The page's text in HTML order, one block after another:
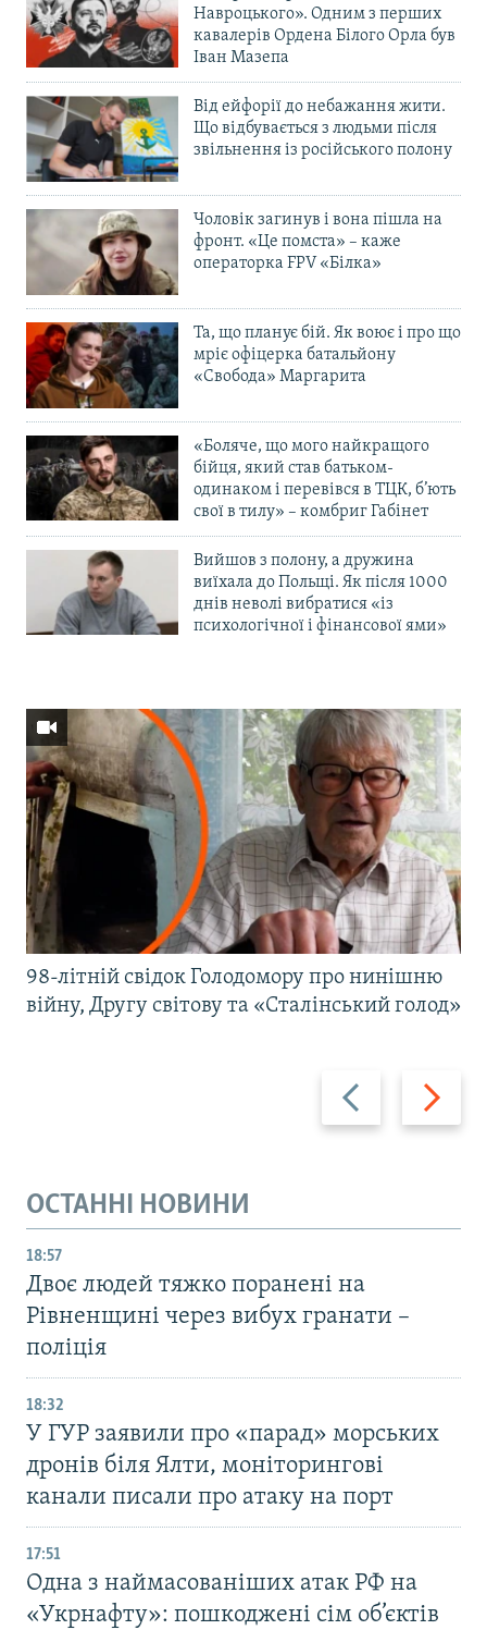
Навроцького». Одним з перших
кавалерів Ордена Білого Орла був
Іван Мазепа
Від ейфорії до небажання жити.
Що відбувається з людьми після
звільнення із російського полону
Чоловік загинув і вона пішла на
фронт. «Це помста» – каже
операторка FPV «Білка»
Та, що планує бій. Як воює і про що
мріє офіцерка батальйону
«Свобода» Маргарита
«Боляче, що мого найкращого
бійця, який став батьком-
одинаком і перевівся в ТЦК, б’ють
свої в тилу» – комбриг Габінет
Вийшов з полону, а дружина
виїхала до Польщі. Як після 1000
днів неволі вибратися «із
психологічної і фінансової ями»
Назад Вперед
98-літній свідок Голодомору про нинішню
війну, Другу світову та «Сталінський голод»
ОСТАННІ НОВИНИ
18:57
Двоє людей тяжко поранені на
Рівненщині через вибух гранати –
поліція
18:32
У ГУР заявили про «парад» морських
дронів біля Ялти, моніторингові
канали писали про атаку на порт
17:51
Одна з наймасованіших атак РФ на
«Укрнафту»: пошкоджені сім об’єктів